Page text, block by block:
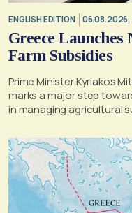
ENGLISH EDITION 06.08.2026,
Greece
Farm Subsidies
Prime Minister Kyriakos
marks a major step
in managing agricultural